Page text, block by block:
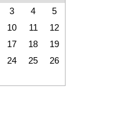
3 4
5
10 11
12
17 18
19
24 25
26